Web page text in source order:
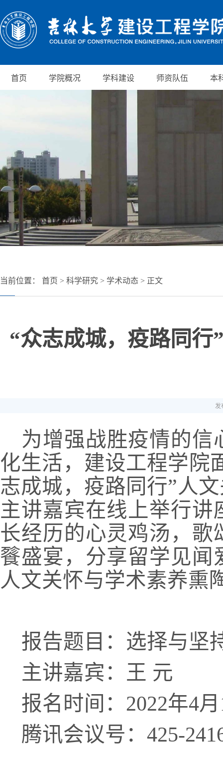
首页 学院概况 学科建设 师资队伍 本
当前位置： 首页 > 科学研究 > 学术动态 > 正文
“众志成城，疫路同
发
为增强战胜疫情的
化生活，建设工程学院
志成城，疫路同行”人
主讲嘉宾在线上举行
长经历的心灵鸡汤，
餮盛宴，分享留学见
人文关怀与学术素养熏
报告题目：选择与
主讲嘉宾：王 元
报名时间： 2022年4月
腾讯会议号： 425-